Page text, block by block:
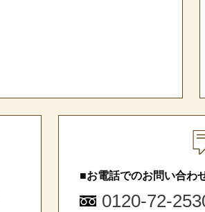
■お電話でのお問い合わ
0120-72-